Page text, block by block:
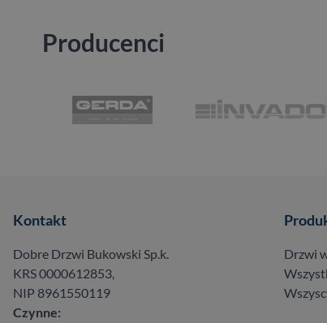
Producenci
Kontakt
Dobre Drzwi Bukowski Sp.k.
KRS 0000612853,
NIP 8961550119
Czynne:
Drzwi